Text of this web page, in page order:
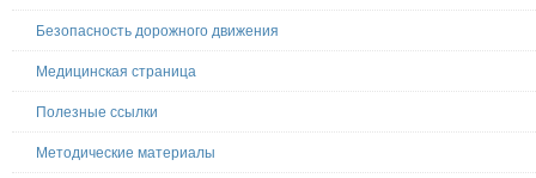
Безопасность дорожного движения
Медицинская страница
Полезные ссылки
Методические материалы